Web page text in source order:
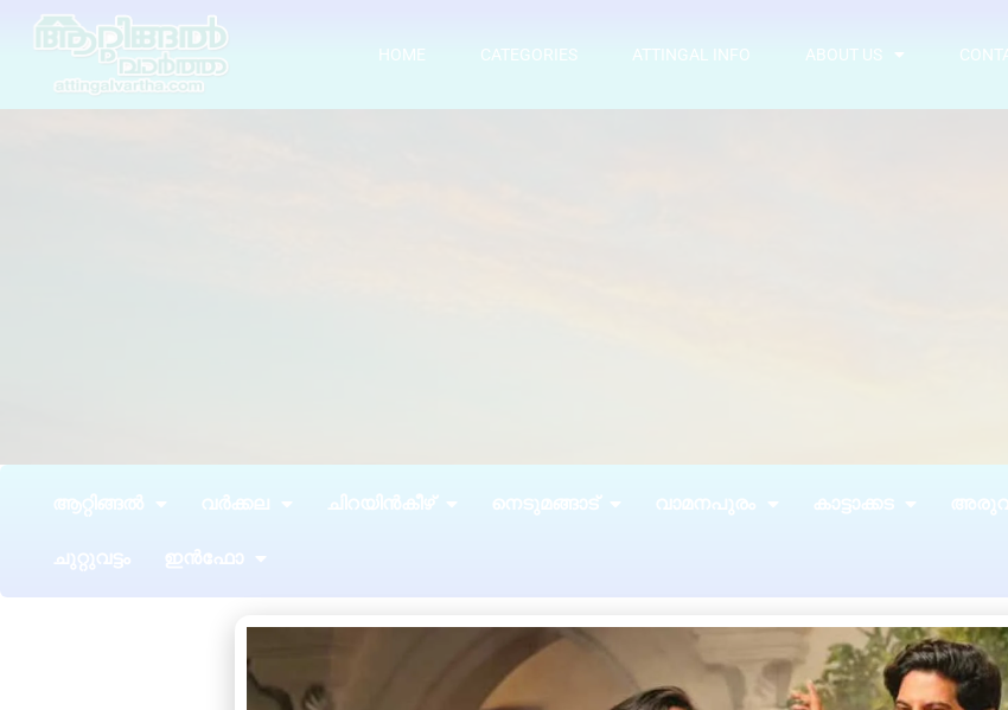
HOME CATEGORIES ATTINGAL INFO ABOUT US
ആറ്റിങ്ങൽ വർക്കല ചിറയിൻകീഴ് നെടുമങ്ങാട് വാമനപുരം കാട്ടാക്കട
ചുറ്റുവട്ടം ഇൻഫോ